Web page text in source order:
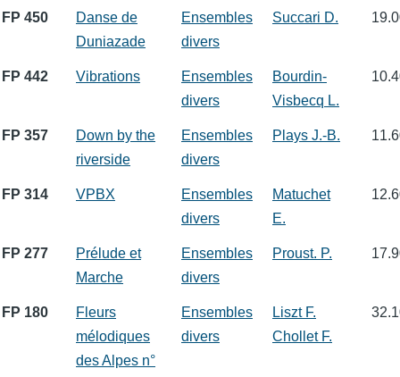
FP 450
Danse de
Duniazade
Ensembles
divers
Succari D.
FP 442 Vibrations
Ensembles
divers
Bourdin-
Visbecq L.
FP 357
Down by the
riverside
Ensembles
divers
Plays J.-B.
FP 314 VPBX
Ensembles
divers
Matuchet
E.
FP 277
Prélude et
Marche
Ensembles
divers
Proust. P.
FP 180
Fleurs
mélodiques
des Alpes n°
Ensembles
divers
Liszt F.
Chollet F.